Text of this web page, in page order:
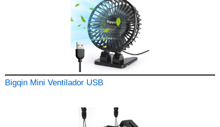
Bigqin Mini Ventilador USB